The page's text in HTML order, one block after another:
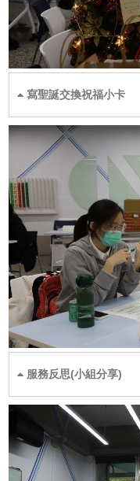
寫聖誕交換祝福小卡
服務反思(小組分享)